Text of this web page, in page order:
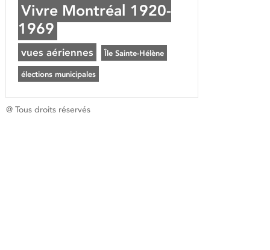
Vivre Montréal 1920-
1969
vues aériennes Île Sainte-Hélène
élections municipales
@ Tous droits réservés